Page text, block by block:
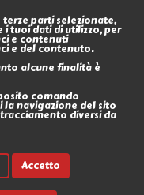
parti selezionate,
tuoi dati di utilizzo, per
e contenuti
e del contenuto.
alcune finalità è
comando
la navigazione del sito
diversi da
Accetto